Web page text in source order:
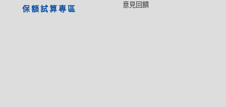
意見回饋
保額試算專區